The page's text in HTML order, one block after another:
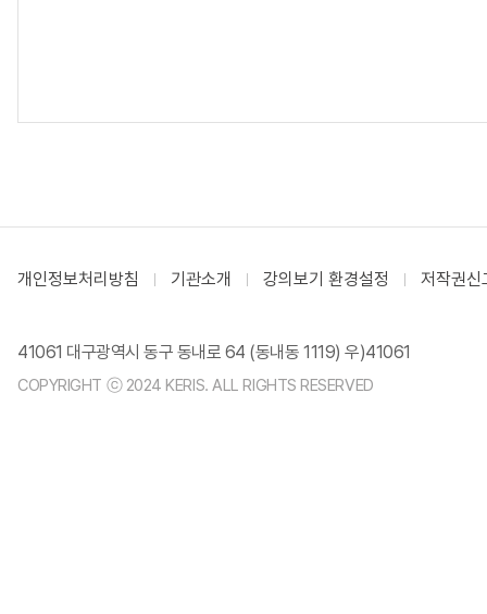
개인정보처리방침 기관소개 강의보기 환경설정 저작권신
41061 대구광역시 동구 동내로 64 (동내동 1119) 우)41061
COPYRIGHT ⓒ 2024 KERIS. ALL RIGHTS RESERVED